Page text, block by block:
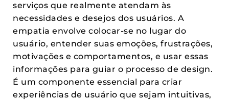
serviços que realmente atendam às
necessidades e desejos dos usuários. A
empatia envolve colocar-se no lugar do
usuário, entender suas emoções, frustrações,
motivações e comportamentos, e usar essas
informações para guiar o processo de design.
É um componente essencial para criar
experiências de usuário que sejam intuitivas,